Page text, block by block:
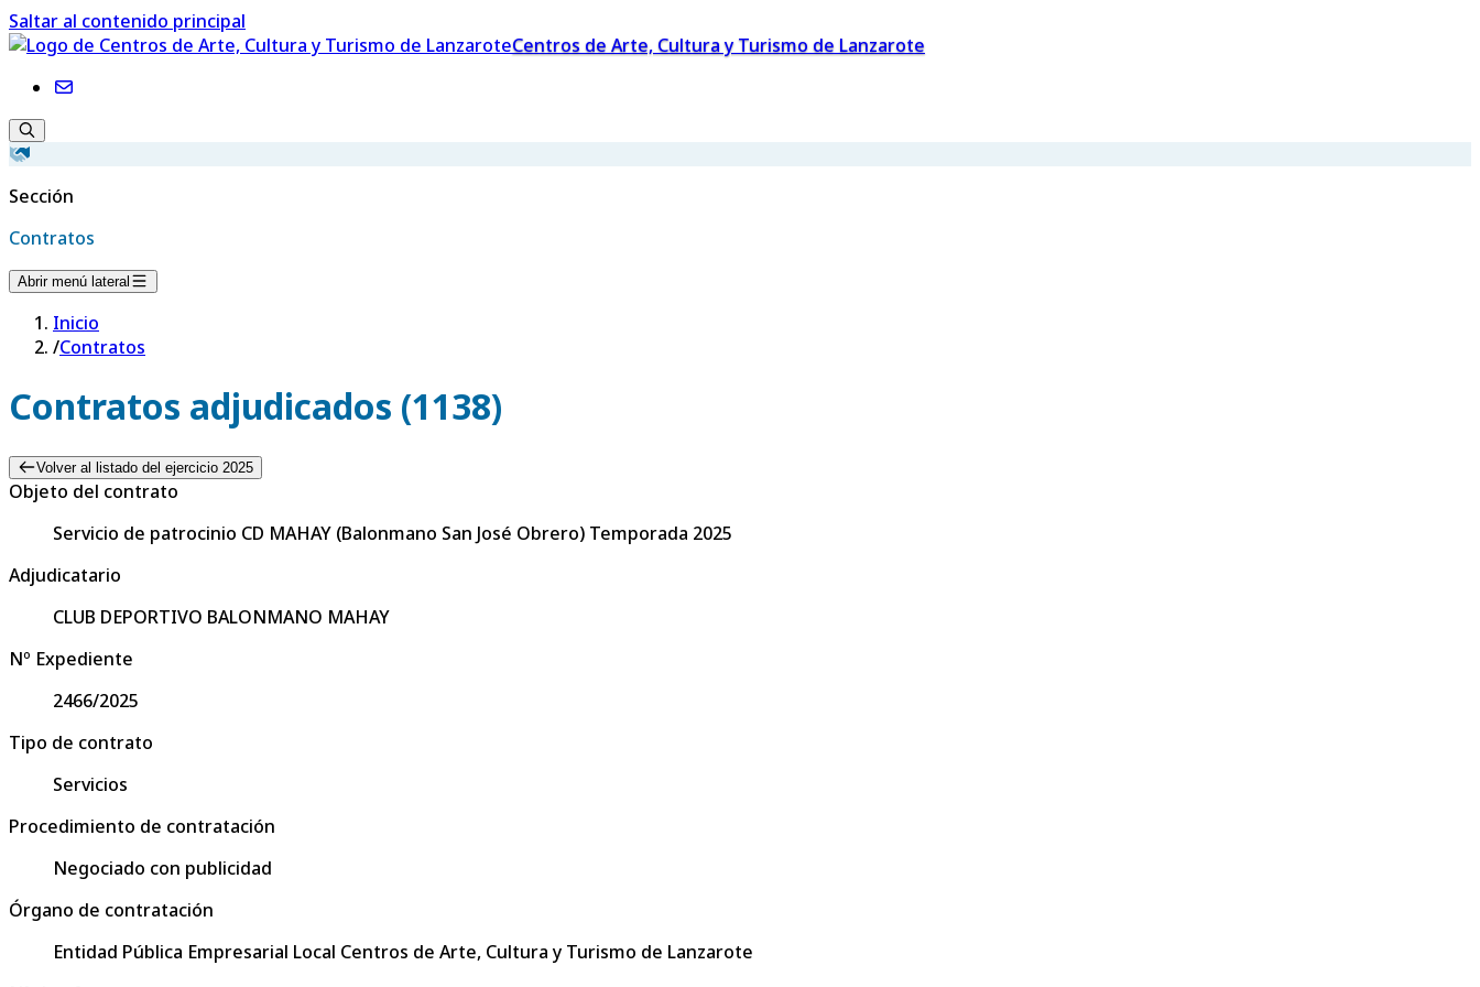
Saltar al contenido principal
Centros de Arte, Cultura y Turismo de Lanzarote
Sección
Contratos
Abrir menú lateral
Inicio
/Contratos
Contratos adjudicados (1138)
Volver al listado del ejercicio 2025
Objeto del contrato
Servicio de patrocinio CD MAHAY (Balonmano San José Obrero) Temporada 2025
Adjudicatario
CLUB DEPORTIVO BALONMANO MAHAY
Nº Expediente
2466/2025
Tipo de contrato
Servicios
Procedimiento de contratación
Negociado con publicidad
Órgano de contratación
Entidad Pública Empresarial Local Centros de Arte, Cultura y Turismo de Lanzarote